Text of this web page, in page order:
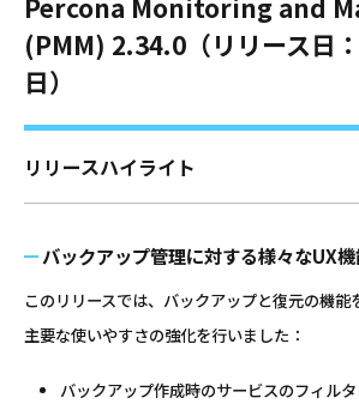
Percona Monitoring and
(PMM) 2.34.0（リリース日
日）
リリースハイライト
バックアップ管理に対する様々なUX
このリリースでは、バックアップと復元の機能
主要な使いやすさの強化を行いました：
バックアップ作成時のサービスのフィルタ